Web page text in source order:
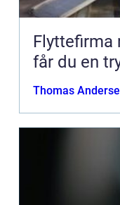
Flyttefirma
får du en
Thomas